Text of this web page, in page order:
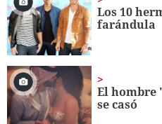
Los 10
farándula
El hombre
se casó